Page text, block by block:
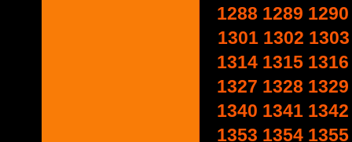
1288 1289 1290
1301 1302 1303
1314 1315 1316
1327 1328 1329
1340 1341 1342
1353 1354 1355